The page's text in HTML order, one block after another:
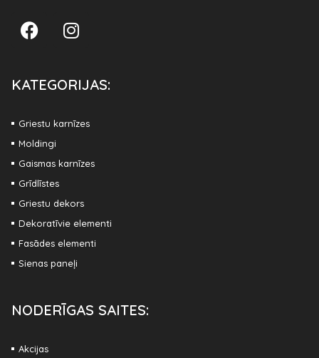
KATEGORIJAS:
Griestu karnīzes
Moldingi
Gaismas karnīzes
Grīdlīstes
Griestu dekors
Dekoratīvie elementi
Fasādes elementi
Sienas paneļi
NODERĪGAS SAITES:
Akcijas